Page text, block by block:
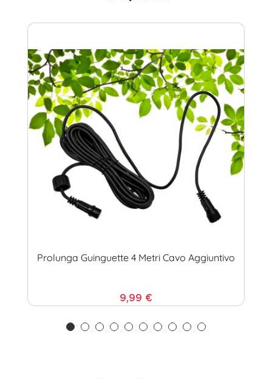
Prolunga Guinguette 4 Metri Cavo Aggiuntivo
9,99 €